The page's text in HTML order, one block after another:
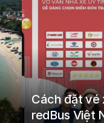
Cách đặt vé
redBus Việt